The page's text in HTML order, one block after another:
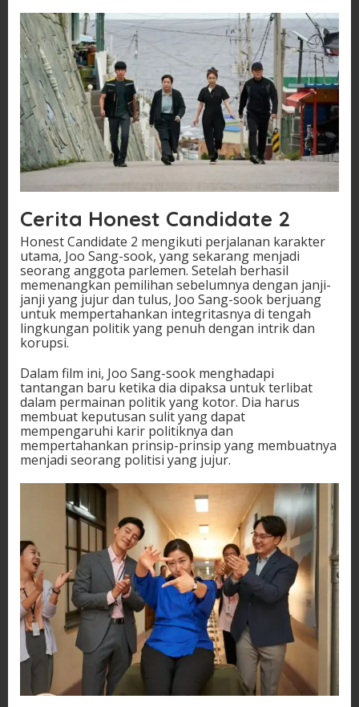
Cerita Honest Candidate 2
Honest Candidate 2 mengikuti perjalanan karakter
utama, Joo Sang-sook, yang sekarang menjadi
seorang anggota parlemen. Setelah berhasil
memenangkan pemilihan sebelumnya dengan janji-
janji yang jujur dan tulus, Joo Sang-sook berjuang
untuk mempertahankan integritasnya di tengah
lingkungan politik yang penuh dengan intrik dan
korupsi.
Dalam film ini, Joo Sang-sook menghadapi
tantangan baru ketika dia dipaksa untuk terlibat
dalam permainan politik yang kotor. Dia harus
membuat keputusan sulit yang dapat
mempengaruhi karir politiknya dan
mempertahankan prinsip-prinsip yang membuatnya
menjadi seorang politisi yang jujur.